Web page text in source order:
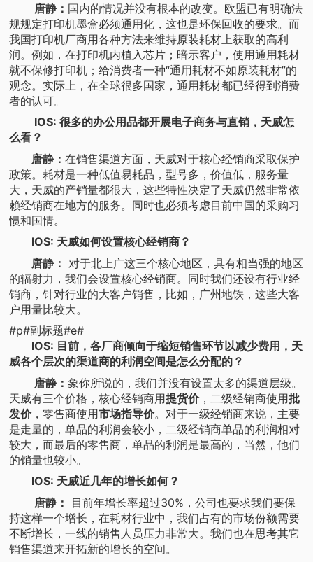
唐静： 国内的情况并没有根本的改变。欧盟已有明确法
规规定打印机墨盒必须通用化，这也是环保回收的要求。而
我国打印机厂商用各种方法来维持原装耗材上获取的高利
润。例如，在打印机内植入芯片；暗示客户，使用通用耗材
就不保修打印机；给消费者一种“通用耗材不如原装耗材”的
观念。实际上，在全球很多国家，通用耗材都已经得到消费
者的认可。
IOS: 很多的办公用品都开展电子商务与直销，天威怎
么看？
唐静：在销售渠道方面，天威对于核心经销商采取保护
政策。耗材是一种低值易耗品，型号多，价值低，服务量
大，天威的产销量都很大，这些特性决定了天威仍然非常依
赖经销商在地方的服务。同时也必须考虑目前中国的采购习
惯和国情。
IOS: 天威如何设置核心经销商？
唐静： 对于北上广这三个核心地区，具有相当强的地区
的辐射力，我们会设置核心经销商。同时我们还设有行业经
销商，针对行业的大客户销售，比如，广州地铁，这些大客
户用量比较大。
#p#副标题#e#
IOS: 目前，各厂商倾向于缩短销售环节以减少费用，天
威各个层次的渠道商的利润空间是怎么分配的？
唐静：象你所说的，我们并没有设置太多的渠道层级。
天威有三个价格，核心经销商用提货价，二级经销商使用批
发价，零售商使用市场指导价。对于一级经销商来说，主要
是走量的，单品的利润会较小，二级经销商单品的利润相对
较大，而最后的零售商，单品的利润是最高的，当然，他们
的销量也较小。
IOS: 天威近几年的增长如何？
唐静：
目前年增长率超过30%，公司也要求我们要保
持这样一个增长，在耗材行业中，我们占有的市场份额需要
不断增长，一线的销售人员压力非常大。我们也在思考其它
销售渠道来开拓新的增长的空间。